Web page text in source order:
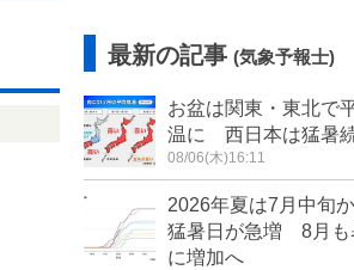
最新の記事 (気象予報士)
お盆は関東・東北で
温に 西日本は猛暑
08/06(木)16:11
2026年夏は7月中旬
猛暑日が急増 8月も
に増加へ